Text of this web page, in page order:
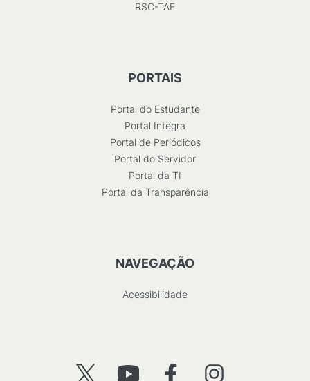
RSC-TAE
PORTAIS
Portal do Estudante
Portal Integra
Portal de Periódicos
Portal do Servidor
Portal da TI
Portal da Transparência
NAVEGAÇÃO
Acessibilidade